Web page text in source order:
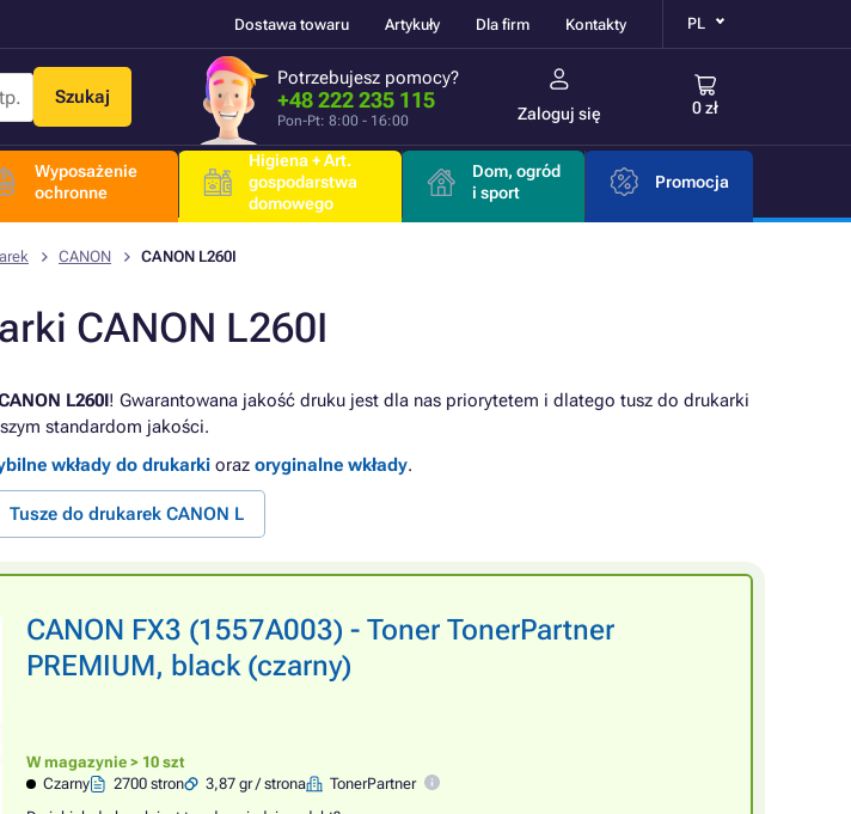
Dostawa towaru Artykuły Dla firm Kontakty PL
Szukaj
Potrzebujesz pomocy?
+48 222 235 115
Pon-Pt: 8:00 - 16:00 Zaloguj się 0 zł
Wyposażenie
ochronne
Higiena + Art.
gospodarstwa
domowego
Dom, ogród
i sport
Promocja
CANON CANON L260I
CANON L260I
L260I! Gwarantowana jakość druku jest dla nas priorytetem i dlatego tusz do drukarki
standardom jakości.
wkłady do drukarki oraz oryginalne wkłady.
Tusze do drukarek CANON L
CANON FX3 (1557A003) - Toner TonerPartner
PREMIUM, black (czarny)
W magazynie > 10 szt
Czarny
2700 stron 3,87 gr / strona
TonerPartner